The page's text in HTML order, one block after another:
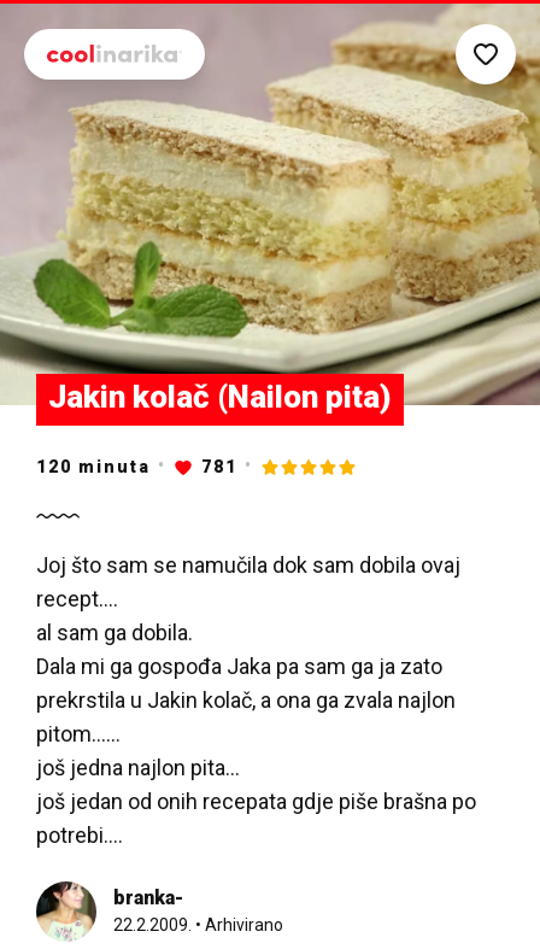
Jakin kolač (Nailon pita)
120 minuta 781
Joj što sam se namučila dok sam dobila ovaj
recept….
al sam ga dobila.
Dala mi ga gospođa Jaka pa sam ga ja zato
prekrstila u Jakin kolač, a ona ga zvala najlon
pitom…...
još jedna najlon pita…
još jedan od onih recepata gdje piše brašna po
potrebi….
branka-
22.2.2009. • Arhivirano